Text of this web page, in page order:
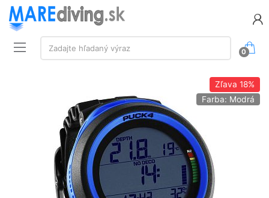
Vyhľadávanie:
Zadajte hľadaný výraz
0
Zľava 18%
Farba: Modrá